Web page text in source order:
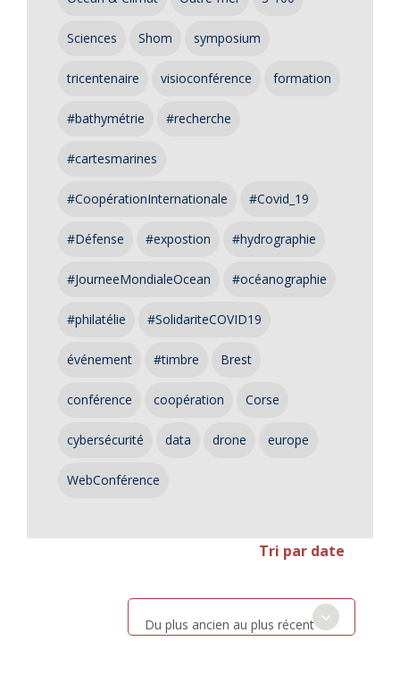
Sciences Shom symposium
tricentenaire visioconférence formation
#bathymétrie #recherche
#cartesmarines
#CoopérationInternationale #Covid_19
#Défense #expostion #hydrographie
#JourneeMondialeOcean #océanographie
#philatélie #SolidariteCOVID19
événement #timbre Brest
conférence coopération Corse
cybersécurité data drone europe
WebConférence
Tri par date
Du plus ancien au plus récent